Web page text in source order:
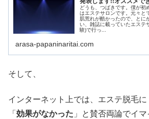
どうも、つばきです。僕が初
はエステサロンです。元々と
肌荒れが酷かったので、とに
い、雑誌に載っていたエステ
験)で行っ...
arasa-papaninaritai.com
そして、
インターネット上では、エステ脱毛に
「 効果がなかった 」と賛否両論でイ